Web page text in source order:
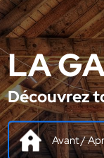
LA
Découvrez
Avant /